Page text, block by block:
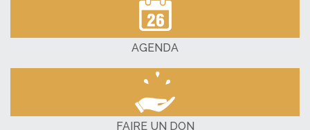
AGENDA
FAIRE UN DON